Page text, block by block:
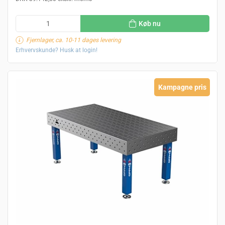
Køb nu
Fjernlager, ca. 10-11 dages levering
Erhvervskunde? Husk at login!
Kampagne pris